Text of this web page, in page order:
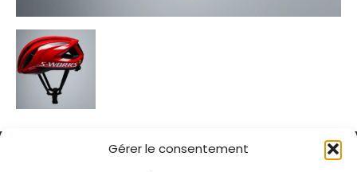
Gérer le consentement